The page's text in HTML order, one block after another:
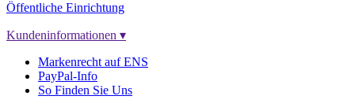
Öffentliche Einrichtung
Kundeninformationen ▾
Markenrecht auf ENS
PayPal-Info
So Finden Sie Uns